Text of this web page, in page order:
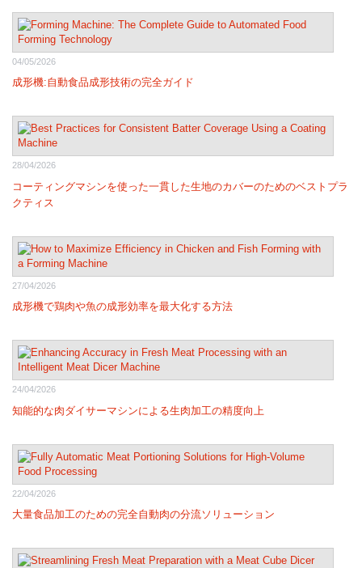
04/05/2026
成形機:自動食品成形技術の完全ガイド
28/04/2026
コーティングマシンを使った一貫した生地のカバーのためのベストプラ
クティス
27/04/2026
成形機で鶏肉や魚の成形効率を最大化する方法
24/04/2026
知能的な肉ダイサーマシンによる生肉加工の精度向上
22/04/2026
大量食品加工のための完全自動肉の分流ソリューション